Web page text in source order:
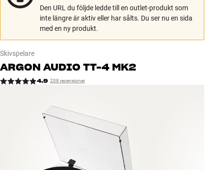
Surround
TV
System
Kablar
Tillbehör
INSPIRATION
MÄRKEN
Den URL du följde ledde till en outlet-produkt som
inte längre är aktiv eller har sålts. Du ser nu en sida
med en ny produkt.
Skivspelare
ARGON AUDIO TT-4 MK2
4.9 208 recensioner